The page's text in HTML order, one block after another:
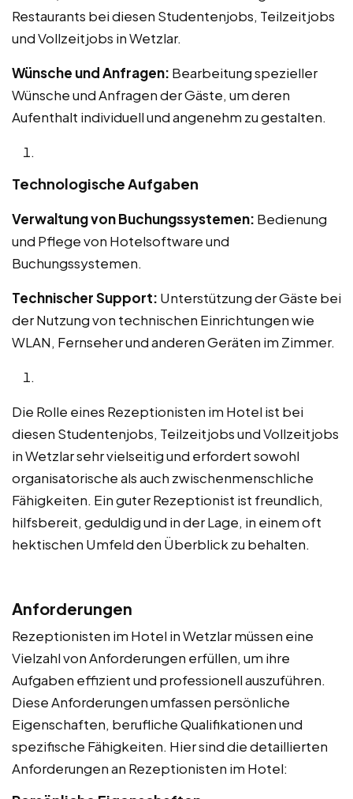
Restaurants bei diesen Studentenjobs, Teilzeitjobs
und Vollzeitjobs in Wetzlar.
Wünsche und Anfragen: Bearbeitung spezieller
Wünsche und Anfragen der Gäste, um deren
Aufenthalt individuell und angenehm zu gestalten.
Technologische Aufgaben
Verwaltung von Buchungssystemen: Bedienung
und Pflege von Hotelsoftware und
Buchungssystemen.
Technischer Support: Unterstützung der Gäste bei
der Nutzung von technischen Einrichtungen wie
WLAN, Fernseher und anderen Geräten im Zimmer.
Die Rolle eines Rezeptionisten im Hotel ist bei
diesen Studentenjobs, Teilzeitjobs und Vollzeitjobs
in Wetzlar sehr vielseitig und erfordert sowohl
organisatorische als auch zwischenmenschliche
Fähigkeiten. Ein guter Rezeptionist ist freundlich,
hilfsbereit, geduldig und in der Lage, in einem oft
hektischen Umfeld den Überblick zu behalten.
Anforderungen
Rezeptionisten im Hotel in Wetzlar müssen eine
Vielzahl von Anforderungen erfüllen, um ihre
Aufgaben effizient und professionell auszuführen.
Diese Anforderungen umfassen persönliche
Eigenschaften, berufliche Qualifikationen und
spezifische Fähigkeiten. Hier sind die detaillierten
Anforderungen an Rezeptionisten im Hotel: